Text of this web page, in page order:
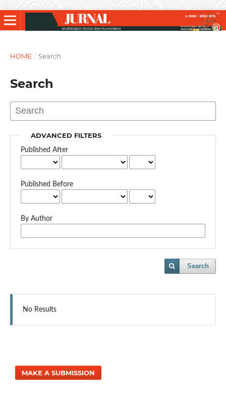
HOME / Search
Search
ADVANCED FILTERS
Published After
Published Before
By Author
Search
No Results
MAKE A SUBMISSION